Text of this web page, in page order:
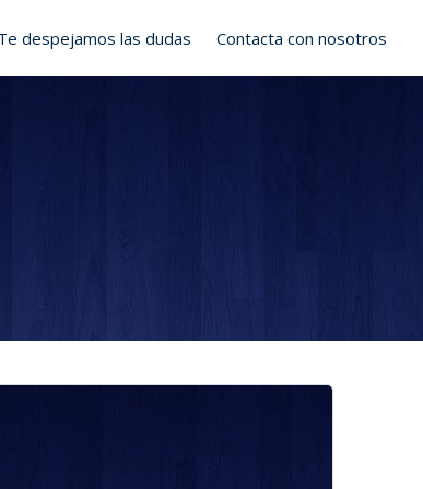
despejamos las dudas Contacta con nosotros